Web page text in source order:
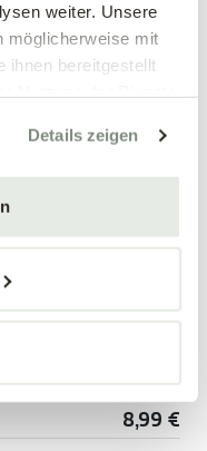
weiter. Unsere
möglicherweise mit
ihnen bereitgestellt
Details zeigen
Varianten verfügbar!
8,99 €